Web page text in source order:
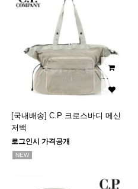
[국내배송] C.P 크로스바디 메신
저백
로그인시 가격공개
NEW